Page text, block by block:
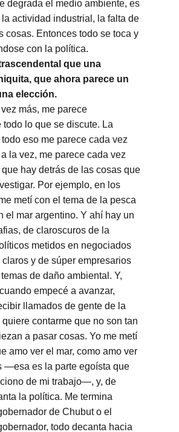
degrada el medio ambiente, es
actividad industrial, la falta de
cosas. Entonces todo se toca y
con la política.
que una
que ahora parece un
elección.
más, me parece
todo lo que se discute. La
eso me parece cada vez
a la vez, me parece cada vez
hay detrás de las cosas que
Por ejemplo, en los
metí con el tema de la pesca
el mar argentino. Y ahí hay un
de claroscuros de la
metidos en negociados
y de súper empresarios
de daño ambiental. Y,
empecé a avanzar,
llamados de gente de la
contarme que no son tan
a pasar cosas. Yo me metí
amo ver el mar, como amo ver
—esa es la parte egoísta que
de mi trabajo—, y, de
la política. Me termina
de Chubut o el
todo decanta hacia